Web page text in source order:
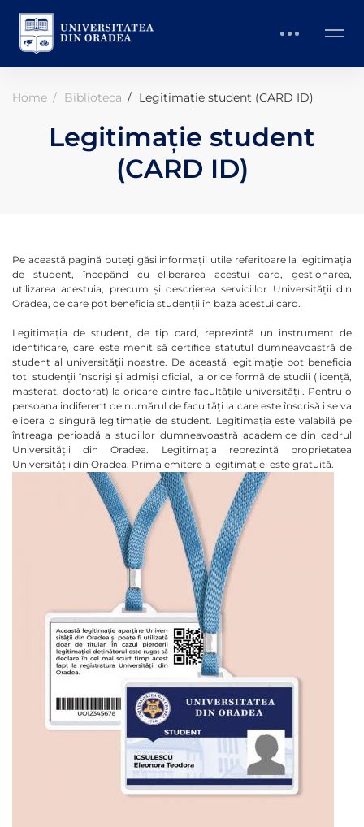
Home Biblioteca Legitimație student (CARD ID)
Legitimație student
(CARD ID)
Pe această pagină puteți găsi informații utile referitoare la legitimația
de student, începând cu eliberarea acestui card, gestionarea,
utilizarea acestuia, precum și descrierea serviciilor Universității din
Oradea, de care pot beneficia studenții în baza acestui card.
Legitimația de student, de tip card, reprezintă un instrument de
identificare, care este menit să certifice statutul dumneavoastră de
student al universității noastre. De această legitimație pot beneficia
toti studenții înscriși și admiși oficial, la orice formă de studii (licență,
masterat, doctorat) la oricare dintre facultățile universității. Pentru o
persoana indiferent de numărul de facultăți la care este înscrisă i se va
elibera o singură legitimație de student. Legitimația este valabilă pe
întreaga perioadă a studiilor dumneavoastră academice din cadrul
Universității din Oradea. Legitimația reprezintă proprietatea
Universității din Oradea. Prima emitere a legitimației este gratuită.